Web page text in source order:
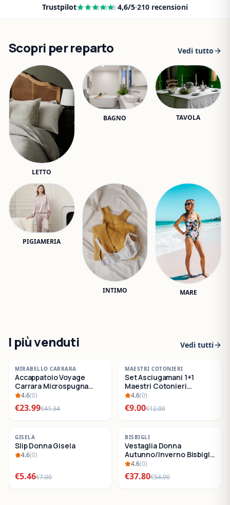
Trustpilot 4,6/5·210 recensioni
Scopri per reparto Vedi tutto
LETTO
BAGNO TAVOLA
PIGIAMERIA
INTIMO MARE
I più venduti Vedi tutti
-42%
SALDI
MIRABELLO CARRARA
Accappatoio Voyage
Carrara Microspugna
Cotone
4.6(0)
€23.99€41.34
-25%
SALDI
MAESTRI COTONIERI
Set Asciugamani 1+1
Maestri Cotonieri
Eternity Spugna di
Cotone
4.6(0)
€9.00€12.00
-22 %
SALDI
GISELA
Slip Donna Gisela
4.6(0)
€5.46€7.00
-30 %
SALDI
BISBIGLI
Vestaglia Donna
Autunno/Inverno Bisbigli
BO288632
4.6(0)
€37.80€54.00